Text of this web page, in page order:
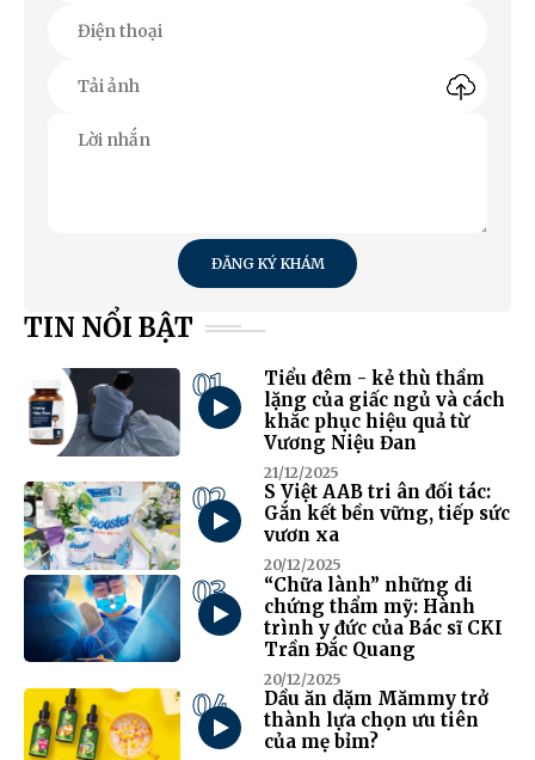
ĐĂNG KÝ KHÁM
TIN NỔI BẬT
01
Tiểu đêm - kẻ thù thầm
lặng của giấc ngủ và cách
khắc phục hiệu quả từ
Vương Niệu Đan
21/12/2025
02
S Việt AAB tri ân đối tác:
Gắn kết bền vững, tiếp sức
vươn xa
20/12/2025
03
“Chữa lành” những di
chứng thẩm mỹ: Hành
trình y đức của Bác sĩ CKI
Trần Đắc Quang
20/12/2025
04
Dầu ăn dặm Mămmy trở
thành lựa chọn ưu tiên
của mẹ bỉm?